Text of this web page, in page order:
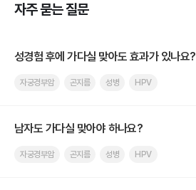
자주 묻는 질문
성경험 후에 가다실 맞아도 효과가 있나요?
자궁경부암 곤지름 성병 HPV
남자도 가다실 맞아야 하나요?
자궁경부암 곤지름 성병 HPV